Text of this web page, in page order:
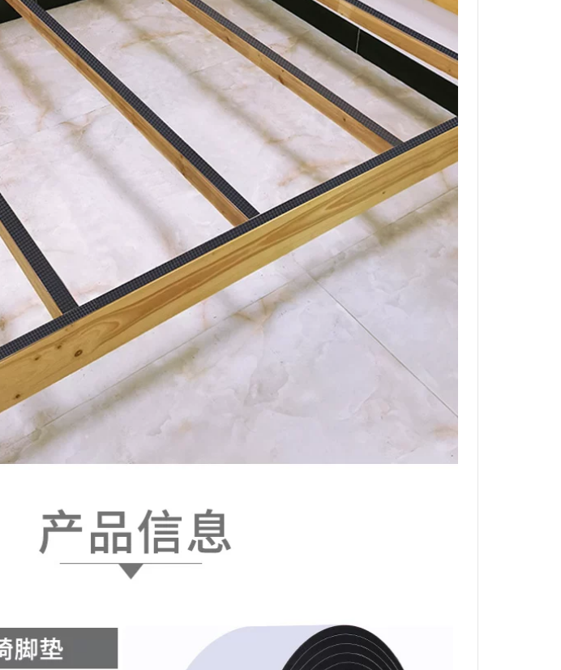
hai mặt bọt biển có
độ nhớt cao siêu
mỏng liền mạch siêu
mỏng 1-2-3mm bọt
EVA màu đen Băng
keo hai mặt chắc
chắn băng keo 2
mặt xốp đen
193,000
Bọt biển mạnh dính
hai mặt đồ trang trí
trượt keo dán tường
không thấm nước
chịu nhiệt độ cao
dán tường liền mạch
băng keo chống va
đập
218,000
Máy ghi âm xe hơi
dày hai mặt Miloqi
bọt mạnh mẽ ETC
dán tường cố định
chống thấm nước và
chịu nhiệt độ cao
Bọt biển eva dày
đặc keo hai mặt có
độ nhớt cao dán